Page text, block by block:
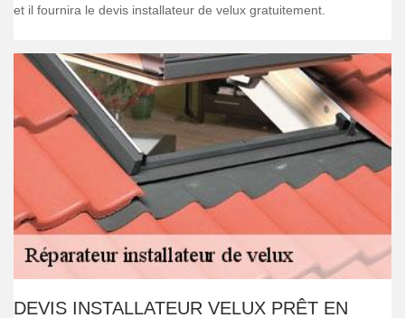
et il fournira le devis installateur de velux gratuitement.
DEVIS INSTALLATEUR VELUX PRÊT EN